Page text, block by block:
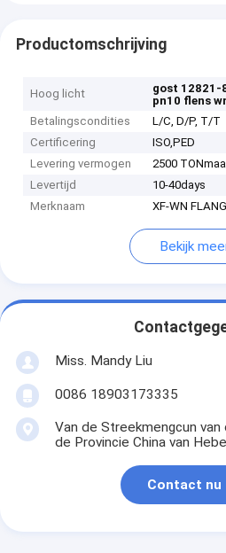
Productomschrijving
Hoog licht gost 12821-
pn10 flens
Betalingscondities
L/C, D/P, T/T
Certificering
ISO,PED
Levering vermogen
2500
Levertijd
10-40days
Merknaam
XF-WN
Bekijk
Miss. Mandy Liu
0086 18903173335
Van de Streekmengcun van
de Provincie China van
Contact nu